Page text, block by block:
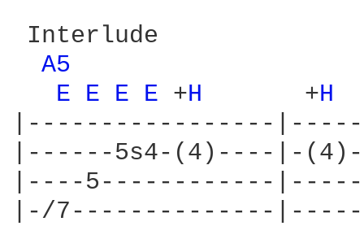
Interlude
A5
E E E E +H
      +
H
|-----------------
|------5s4-(4)----|-
|----5------------
|-/7--------------